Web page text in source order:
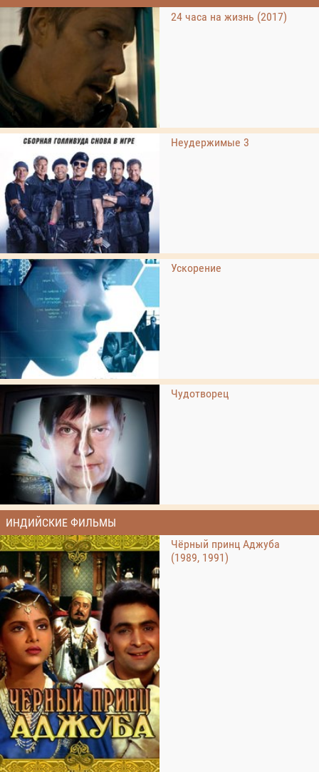
24 часа на жизнь (2017)
Неудержимые 3
Ускорение
Чудотворец
ИНДИЙСКИЕ ФИЛЬМЫ
Чёрный принц Аджуба
(1989, 1991)